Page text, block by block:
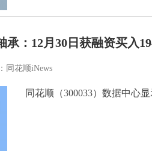
承：12月30日获融资买入
同花顺iNews
同花顺（300033）数据中心